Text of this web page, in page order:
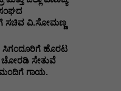
ಸಂಘದ
ಸಚಿವ ವಿ‌.ಸೋಮಣ್ಣ
ಸಿಗಂದೂರಿಗೆ ಹೊರಟ
ಚೋರಡಿ ಸೇತುವೆ
ಮಂದಿಗೆ ಗಾಯ.